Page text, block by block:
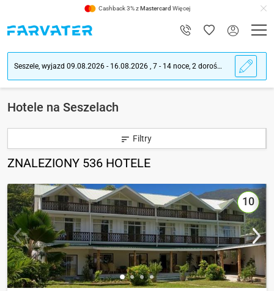
Cashback 3% zMastercard Więcej
Seszele, wyjazd 09.08.2026 - 16.08.2026 , 7 - 14 noce, 2 dorośli ludzie
Hotele na Seszelach
Filtry
ZNALEZIONY 536 HOTELE
10